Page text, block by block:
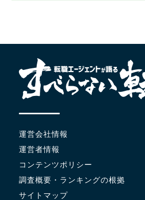
運営会社情報
運営者情報
コンテンツポリシー
調査概要・ランキングの根拠
サイトマップ